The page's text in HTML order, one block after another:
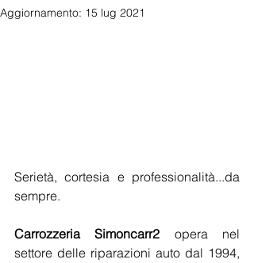
Aggiornamento: 15 lug 2021
Serietà, cortesia e professionalità...da
sempre.
Carrozzeria Simoncarr2 opera nel
settore delle riparazioni auto dal 1994,